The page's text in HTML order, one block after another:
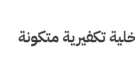
تكفيرية متكونة